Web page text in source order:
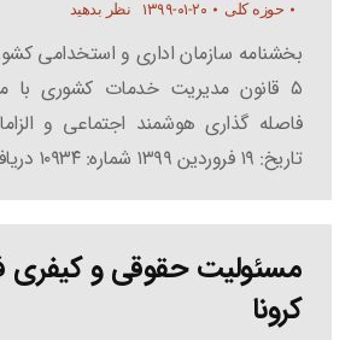
حوزه کلی ۱۳۹۹-۰۱-۲۰ نظر بدهید
بخشنامه سازمان اداری و استخدامی
۵ قانون مدیریت خدمات کشوری با
فاصله گذاری هوشمند اجتماعی و
تاریخ: ۱۹ فروردین ۱۳۹۹ شماره: ۱۰۹۳۴ دریافت فایل
مسئولیت حقوقی و کیفری
کرونا